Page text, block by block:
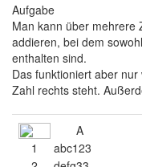
Aufgabe
Man kann über mehrere
addieren, bei dem
enthalten sind.
Das funktioniert aber nur
Zahl rechts steht.
A
1
abc123